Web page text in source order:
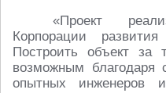
«Проект
Корпорации
Построить объект за
возможным благодаря
опытных инженеров